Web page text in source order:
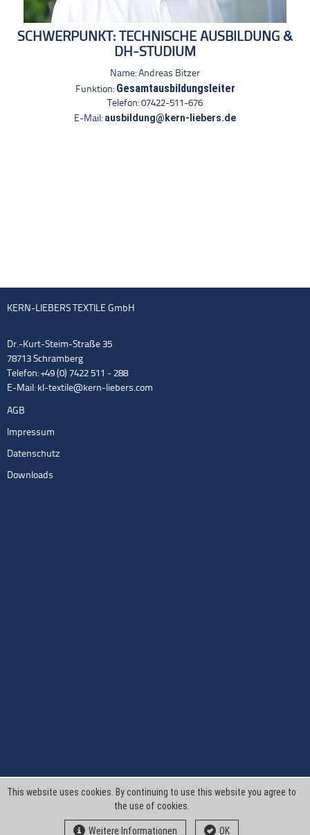
SCHWERPUNKT: TECHNISCHE AUSBILDUNG &
DH-STUDIUM
Name: Andreas Bitzer
Funktion: Gesamtausbildungsleiter
Telefon: 07422-511-676
E-Mail: ausbildung@kern-liebers.de
KERN-LIEBERS TEXTILE GmbH
Dr.-Kurt-Steim-Straße 35
78713 Schramberg
Telefon: +49 (0) 7422 511 - 288
E-Mail: kl-textile@kern-liebers.com
AGB
Impressum
Datenschutz
Downloads
This website uses cookies. By continuing to use this website you agree to
the use of cookies.
Weitere Informationen OK